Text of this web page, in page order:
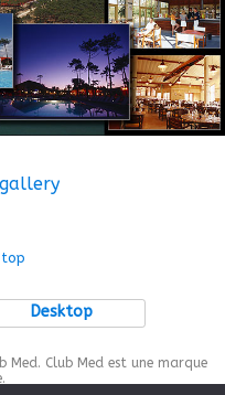
Desktop
Med. Club Med est une marque